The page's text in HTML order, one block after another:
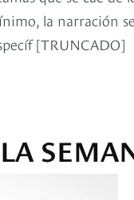
la narración
[TRUNCADO]